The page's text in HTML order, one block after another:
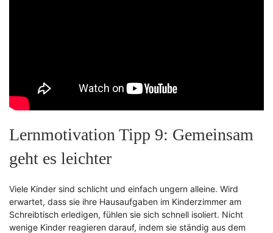
Lernmotivation Tipp 9: Gemeinsam
geht es leichter
Viele Kinder sind schlicht und einfach ungern alleine. Wird
erwartet, dass sie ihre Hausaufgaben im Kinderzimmer am
Schreibtisch erledigen, fühlen sie sich schnell isoliert. Nicht
wenige Kinder reagieren darauf, indem sie ständig aus dem